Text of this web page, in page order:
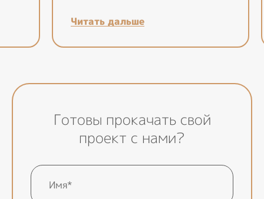
Читать дальше
Готовы прокачать свой
проект с нами?